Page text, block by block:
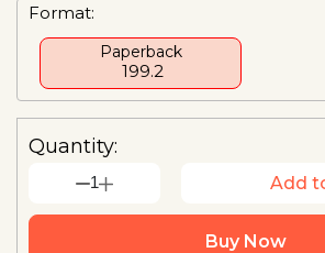
Format:
Paperback
₹ 199.2
Quantity:
1 Add
Buy Now